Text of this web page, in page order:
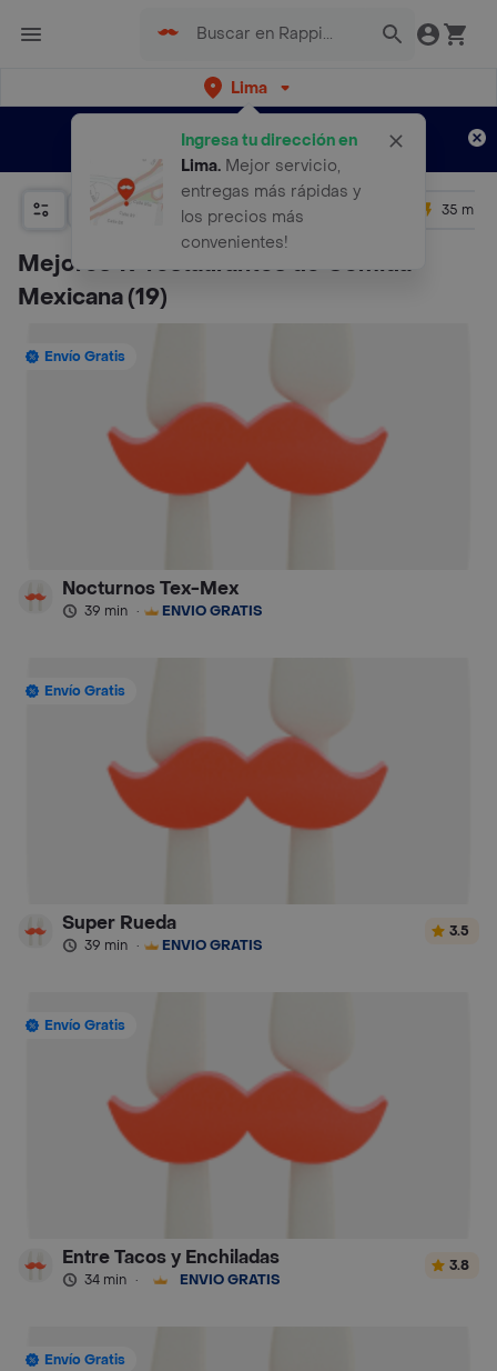
Lima
Ingresa tu dirección en
Lima. Mejor servicio,
entregas más rápidas y
los precios más
convenientes!
envíos gratis por semanas Aplican TyC
Relevancia Promos 35 mins
Mejores 19 restaurantes de Comida
Mexicana(19)
Envío Gratis
Nocturnos Tex-Mex
39 min · ENVÍO GRATIS
Envío Gratis
Super Rueda
39 min · ENVÍO GRATIS
3.5
Envío Gratis
Entre Tacos y Enchiladas
34 min · ENVÍO GRATIS
3.8
Envío Gratis